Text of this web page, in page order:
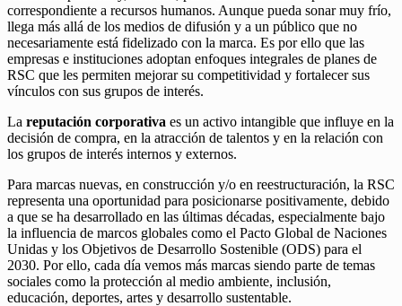
correspondiente a recursos humanos. Aunque pueda sonar muy frío,
llega más allá de los medios de difusión y a un público que no
necesariamente está fidelizado con la marca. Es por ello que las
empresas e instituciones adoptan enfoques integrales de planes de
RSC que les permiten mejorar su competitividad y fortalecer sus
vínculos con sus grupos de interés.
La reputación corporativa es un activo intangible que influye en la
decisión de compra, en la atracción de talentos y en la relación con
los grupos de interés internos y externos.
Para marcas nuevas, en construcción y/o en reestructuración, la RSC
representa una oportunidad para posicionarse positivamente, debido
a que se ha desarrollado en las últimas décadas, especialmente bajo
la influencia de marcos globales como el Pacto Global de Naciones
Unidas y los Objetivos de Desarrollo Sostenible (ODS) para el
2030. Por ello, cada día vemos más marcas siendo parte de temas
sociales como la protección al medio ambiente, inclusión,
educación, deportes, artes y desarrollo sustentable.